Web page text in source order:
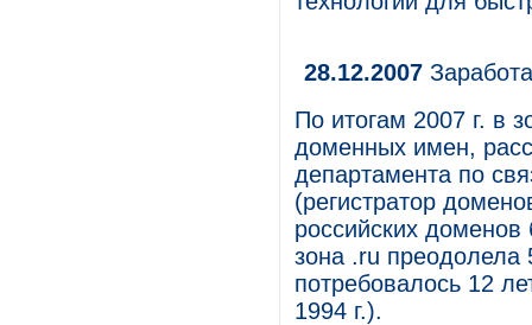
28.12.2007
По итогам 2007 г. в
доменных имен,
департамента по
(регистратор
российских
зона .ru преодолела
потребовалось 12
1994 г.).